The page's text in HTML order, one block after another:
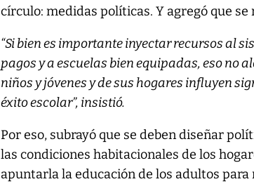
círculo: medidas políticas. Y agregó que
“Si bien es importante inyectar recursos al
pagos y a escuelas bien equipadas, eso no
niños y jóvenes y de sus hogares influyen
éxito escolar”, insistió.
Por eso, subrayó que se deben diseñar
las condiciones habitacionales de los
apuntarla la educación de los adultos